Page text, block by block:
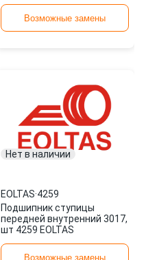
Возможные замены
Нет в наличии
EOLTAS·4259
Подшипник ступицы
передней внутренний 3017,
шт 4259 EOLTAS
Возможные замены